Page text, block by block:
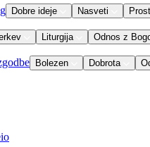
Dobre ideje Nasveti
Liturgija Odnos z
Bolezen Dobrota